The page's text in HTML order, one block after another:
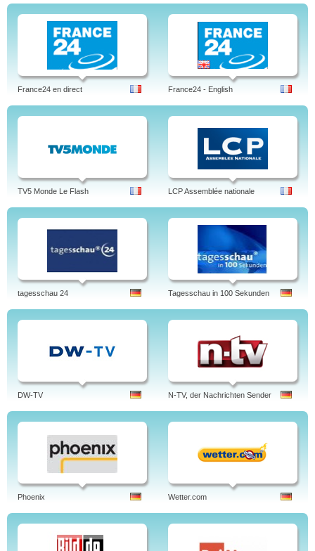
France24 en direct France24 - English
TV5 Monde Le Flash LCP Assemblée nationale
tagesschau 24 Tagesschau in 100 Sekunden
DW-TV N-TV, der Nachrichten Sender
Phoenix Wetter.com